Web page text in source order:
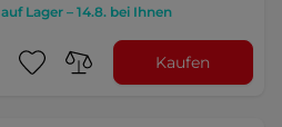
auf Lager – 14.8. bei Ihnen
Kaufen